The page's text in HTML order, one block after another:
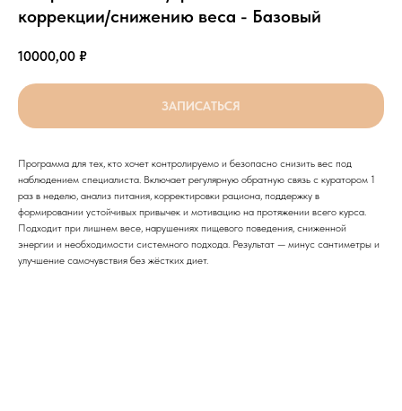
коррекции/снижению веса - Базовый
10000,00 ₽
ЗАПИСАТЬСЯ
Программа для тех, кто хочет контролируемо и безопасно снизить вес под
наблюдением специалиста. Включает регулярную обратную связь с куратором 1
раз в неделю, анализ питания, корректировки рациона, поддержку в
формировании устойчивых привычек и мотивацию на протяжении всего курса.
Подходит при лишнем весе, нарушениях пищевого поведения, сниженной
энергии и необходимости системного подхода. Результат — минус сантиметры и
улучшение самочувствия без жёстких диет.